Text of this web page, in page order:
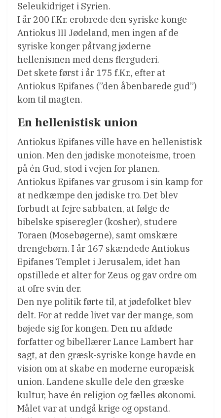
Seleukidriget i Syrien.
I år 200 f.Kr. erobrede den syriske konge
Antiokus III Jødeland, men ingen af de
syriske konger påtvang jøderne
hellenismen med dens flerguderi.
Det skete først i år 175 f.Kr., efter at
Antiokus Epifanes (”den åbenbarede gud”)
kom til magten.
En hellenistisk union
Antiokus Epifanes ville have en hellenistisk
union. Men den jødiske monoteisme, troen
på én Gud, stod i vejen for planen.
Antiokus Epifanes var grusom i sin kamp for
at nedkæmpe den jødiske tro. Det blev
forbudt at fejre sabbaten, at følge de
bibelske spiseregler (kosher), studere
Toraen (Mosebøgerne), samt omskære
drengebørn. I år 167 skændede Antiokus
Epifanes Templet i Jerusalem, idet han
opstillede et alter for Zeus og gav ordre om
at ofre svin der.
Den nye politik førte til, at jødefolket blev
delt. For at redde livet var der mange, som
bøjede sig for kongen. Den nu afdøde
forfatter og bibellærer Lance Lambert har
sagt, at den græsk-syriske konge havde en
vision om at skabe en moderne europæisk
union. Landene skulle dele den græske
kultur, have én religion og fælles økonomi.
Målet var at undgå krige og opstand.